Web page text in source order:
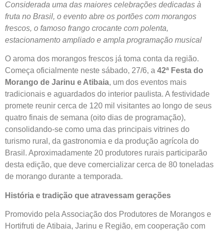
Considerada uma das maiores celebrações dedicadas à
fruta no Brasil, o evento abre os portões com morangos
frescos, o famoso frango crocante com polenta,
estacionamento ampliado e ampla programação musical
O aroma dos morangos frescos já toma conta da região.
Começa oficialmente neste sábado, 27/6, a 42ª Festa do
Morango de Jarinu e Atibaia, um dos eventos mais
tradicionais e aguardados do interior paulista. A festividade
promete reunir cerca de 120 mil visitantes ao longo de seus
quatro finais de semana (oito dias de programação),
consolidando-se como uma das principais vitrines do
turismo rural, da gastronomia e da produção agrícola do
Brasil. Aproximadamente 20 produtores rurais participarão
desta edição, que deve comercializar cerca de 80 toneladas
de morango durante a temporada.
História e tradição que atravessam gerações
Promovido pela Associação dos Produtores de Morangos e
Hortifruti de Atibaia, Jarinu e Região, em cooperação com